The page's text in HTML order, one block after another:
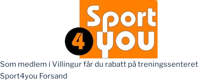
Som medlem i Villingur får du rabatt på treningssenteret
Sport4you Forsand